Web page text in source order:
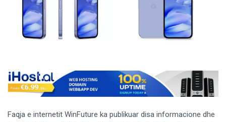
Faqja e internetit WinFuture ka publikuar disa informacione dhe